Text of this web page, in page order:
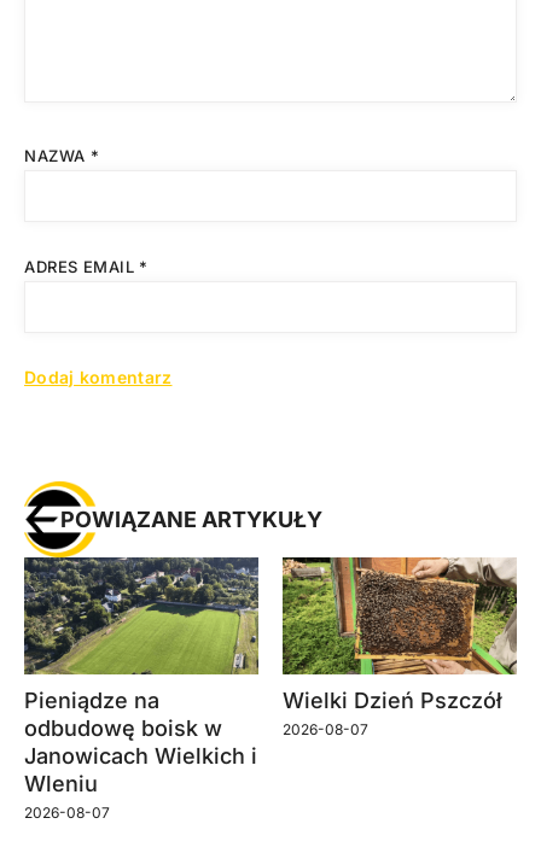
NAZWA *
ADRES EMAIL *
POWIĄZANE ARTYKUŁY
Pieniądze na
odbudowę boisk w
Janowicach Wielkich i
Wleniu
2026-08-07
Wielki Dzień Pszczół
2026-08-07